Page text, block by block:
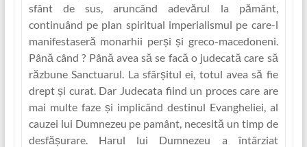
sfânt de sus, aruncând adevărul la pământ,
continuând pe plan spiritual imperialismul pe care-l
manifestaseră monarhii perși și greco-macedoneni.
Până când ? Până avea să se facă o judecată care să
răzbune Sanctuarul. La sfârșitul ei, totul avea să fie
drept și curat. Dar Judecata fiind un proces care are
mai multe faze și implicând destinul Evangheliei, al
cauzei lui Dumnezeu pe pamânt, necesită un timp de
desfășurare. Harul lui Dumnezeu a întârziat